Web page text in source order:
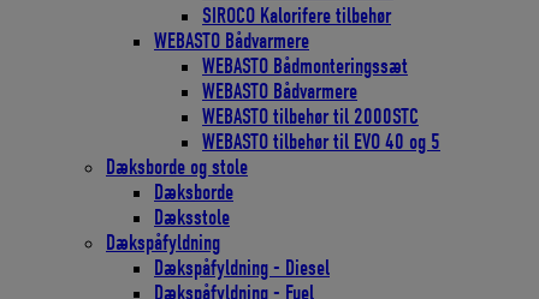
SIROCO Kalorifere tilbehør
WEBASTO Bådvarmere
WEBASTO Bådmonteringssæt
WEBASTO Bådvarmere
WEBASTO tilbehør til 2000STC
WEBASTO tilbehør til EVO 40 og 5
Dæksborde og stole
Dæksborde
Dæksstole
Dækspåfyldning
Dækspåfyldning - Diesel
Dækspåfyldning - Fuel